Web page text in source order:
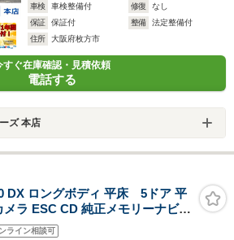
車検
車検整備付 修復
なし
保証
保証付 整備
法定整備付
住所
大阪府枚方市
すぐ在庫確認・見積依頼
電話する
ズ 本店
DX ロングボディ 平床 5ドア 平
メラ ESC CD 純正メモリーナビ
システム 両側スライドドア 電
ライン相談可